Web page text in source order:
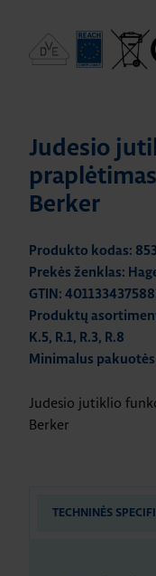
Judesio
Berker
Produkto kodas:
Prekės ženklas:
GTIN:
Produktų
K.5, R.1, R.3, R.8
Minimalus
Judesio jutiklio
Berker
TECHNINĖS